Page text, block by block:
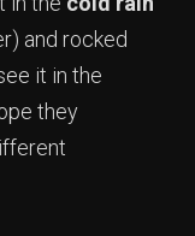
and rocked
it in the
they